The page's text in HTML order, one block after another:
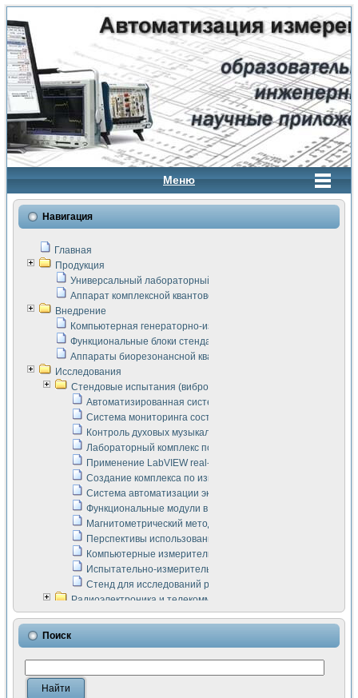
Меню
Навигация
Главная
Продукция
Универсальный лабораторный стенд "Сигнал-USB"
Аппарат комплексной квантовой терапии Интроскан
Внедрение
Компьютерная генераторно-измерительная система
Функциональные блоки стенда "Сигнал-USB"
Аппараты биорезонансной квантовой терапии серии СКАН
Исследования
Стендовые испытания (виброакустика, тензометрия и т.п.)
Автоматизированная система измерения параметров
Система мониторинга состояния тяговых
Контроль духовых музыкальных инструментов
Лабораторный комплекс по исследованию элементной
Применение LabVIEW real-time module для
Создание комплекса по измерению скорости подвижного
Система автоматизации экспериментальных
Функциональные модули в стандарте Nl SCXI для
Магнитометрический метод в дефектоскопии сварных
Перспективы использования машинного зрения в
Компьютерные измерительные системы для
Испытательно-измерительный комплекс аппаратуры для
Стенд для исследований рабочих процессов ДВС в
Радиоэлектроника и телекоммуникации
LabVIEW в расчетах радиолиний систем передачи данных
Аппаратно-программный комплекс для исследования
Виртуальный лабораторный стенд для исследования
Измерение шумовых параметров операционных
Измерительный преобразователь на основе цифровой
Поиск